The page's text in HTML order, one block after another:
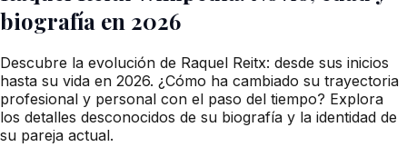
biografía en 2026
Descubre la evolución de Raquel Reitx: desde sus inicios
hasta su vida en 2026. ¿Cómo ha cambiado su trayectoria
profesional y personal con el paso del tiempo? Explora
los detalles desconocidos de su biografía y la identidad de
su pareja actual.